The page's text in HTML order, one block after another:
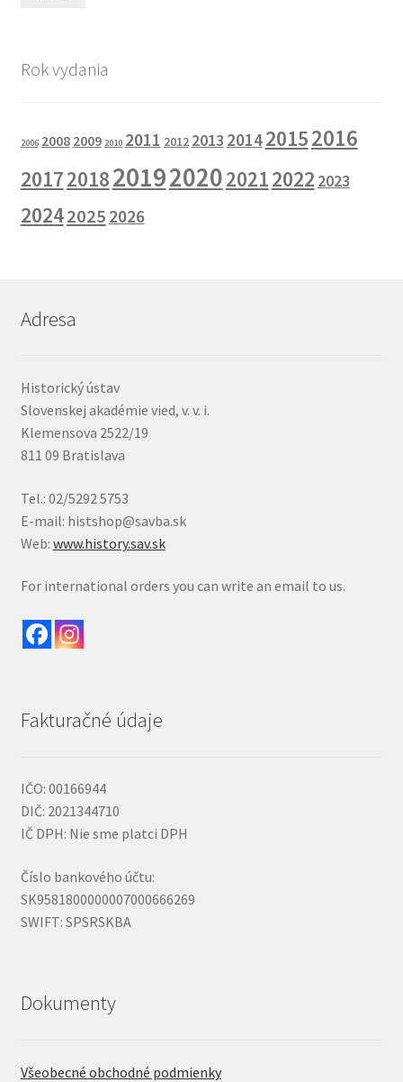
Rok vydania
2006 2008 2009 2010 2011 2012 2013 201420152016
201720182019202020212022 2023
20242025 2026
Adresa
Historický ústav
Slovenskej akadémie vied, v. v. i.
Klemensova 2522/19
811 09 Bratislava
Tel.: 02/5292 5753
E-mail: histshop@savba.sk
Web: www.history.sav.sk
For international orders you can write an email to us.
Fakturačné údaje
IČO: 00166944
DIČ: 2021344710
IČ DPH: Nie sme platci DPH
Číslo bankového účtu:
SK9581800000007000666269
SWIFT: SPSRSKBA
Dokumenty
Všeobecné obchodné podmienky